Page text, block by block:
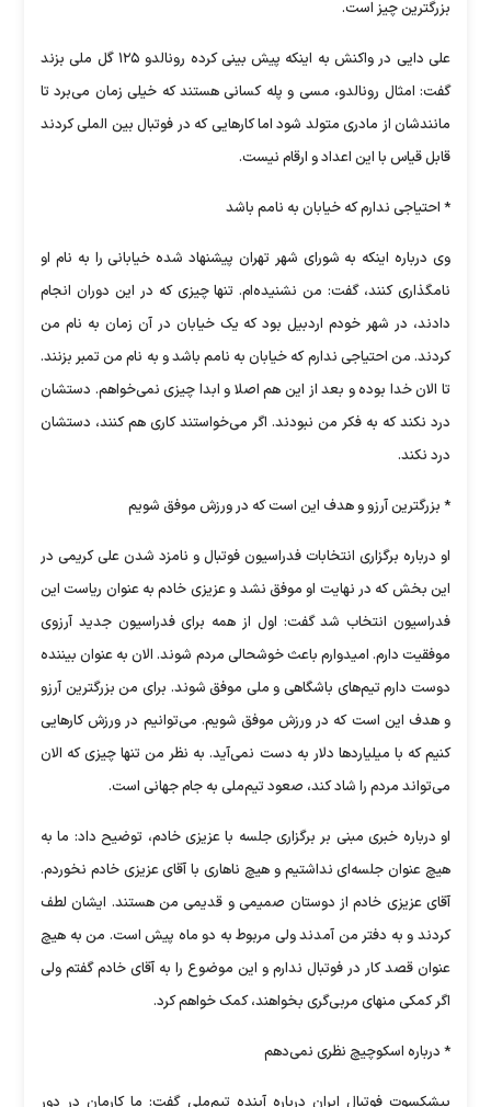
بزرگترین چیز است.
علی دایی در واکنش به اینکه پیش بینی کرده رونالدو ۱۲۵ گل ملی بزند
گفت: امثال رونالدو، مسی و پله کسانی هستند که خیلی زمان می‌برد تا
مانندشان از مادری متولد شود اما کارهایی که در فوتبال بین الملی کردند
قابل قیاس با این اعداد و ارقام نیست.
* احتیاجی ندارم که خیابان به نامم باشد
وی درباره اینکه به شورای شهر تهران پیشنهاد شده خیابانی را به نام او
نامگذاری کنند، گفت: من نشنیده‌ام. تنها چیزی که در این دوران انجام
دادند، در شهر خودم اردبیل بود که یک خیابان در آن زمان به نام من
کردند. من احتیاجی ندارم که خیابان به نامم باشد و به نام من تمبر بزنند.
تا الان خدا بوده و بعد از این هم اصلا و ابدا چیزی نمی‌خواهم. دستشان
درد نکند که به فکر من نبودند. اگر می‌خواستند کاری هم کنند، دستشان
درد نکند.
* بزرگترین آرزو و هدف این است که در ورزش موفق شویم
او درباره برگزاری انتخابات فدراسیون فوتبال و نامزد شدن علی کریمی در
این بخش که در نهایت او موفق نشد و عزیزی خادم به عنوان ریاست این
فدراسیون انتخاب شد گفت: اول از همه برای فدراسیون جدید آرزوی
موفقیت دارم. امیدوارم باعث خوشحالی مردم شوند. الان به عنوان بیننده
دوست دارم تیم‌های باشگاهی و ملی موفق شوند. برای من بزرگترین آرزو
و هدف این است که در ورزش موفق شویم. می‌توانیم در ورزش کارهایی
کنیم که با میلیاردها دلار به دست نمی‌آید. به نظر من تنها چیزی که الان
می‌تواند مردم را شاد کند، صعود تیم‌ملی به جام جهانی است.
او درباره خبری مبنی بر برگزاری جلسه با عزیزی خادم، توضیح داد: ما به
هیچ عنوان جلسه‌ای نداشتیم و هیچ ناهاری با آقای عزیزی خادم نخوردم.
آقای عزیزی خادم از دوستان صمیمی و قدیمی من هستند. ایشان لطف
کردند و به دفتر من آمدند ولی مربوط به دو ماه پیش است. من به هیچ
عنوان قصد کار در فوتبال ندارم و این موضوع را به آقای خادم گفتم ولی
اگر کمکی منهای مربی‌گری بخواهند، کمک خواهم کرد.
* درباره اسکوچیچ نظری نمی‌دهم